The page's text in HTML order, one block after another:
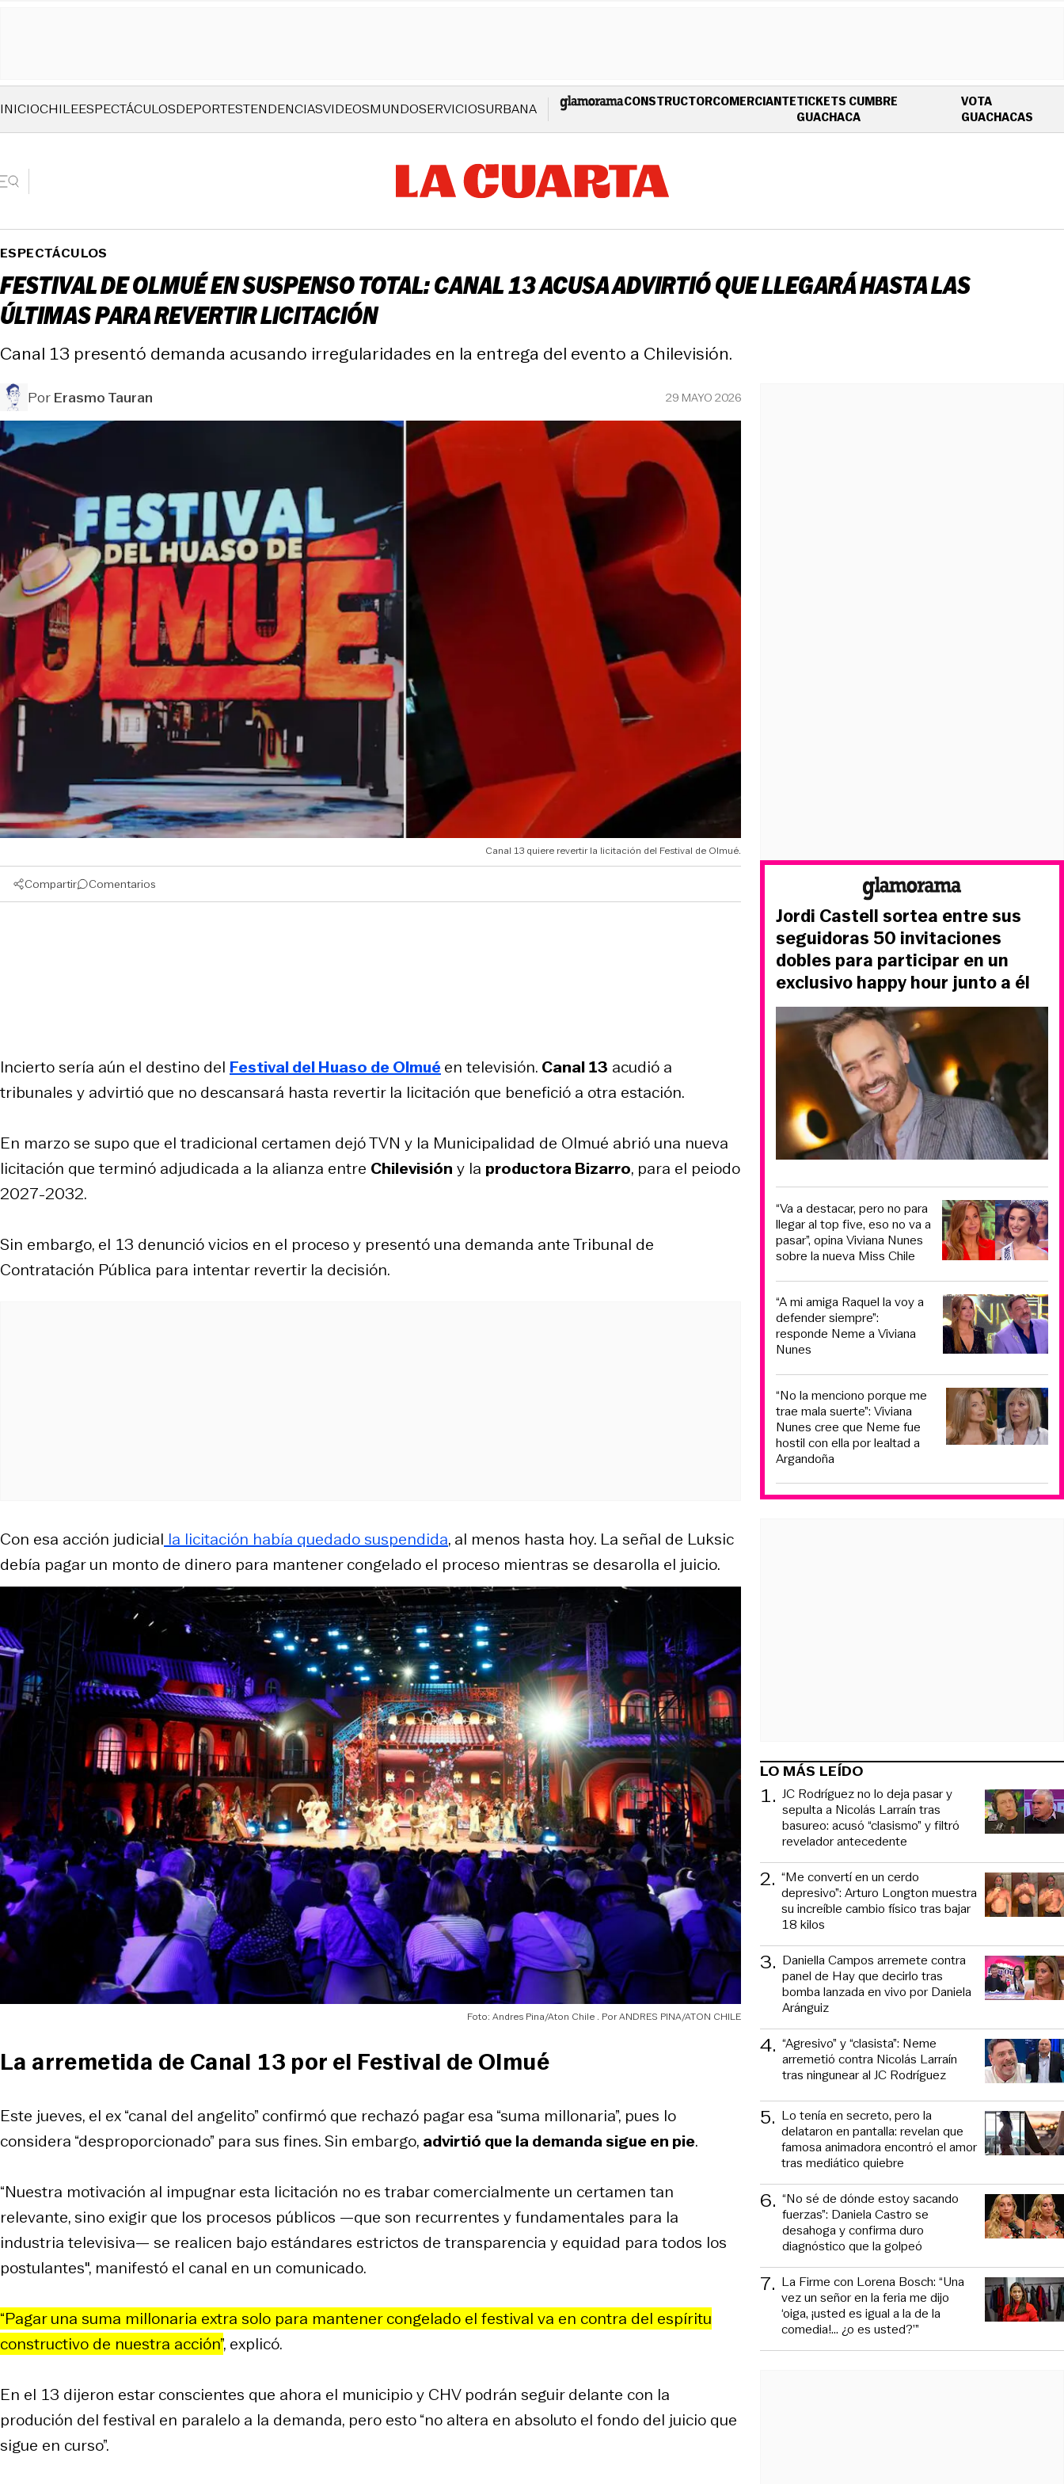
INICIOCHILEESPECTÁCULOSDEPORTESTENDENCIASVIDEOSMUNDOSERVICIOSURBANA CONSTRUCTORCOMERCIANTETICKETS CUMBRE
GUACHACAOPENS IN NEW WINDOW
VOTA
GUACHACAS
ESPECTÁCULOS
FESTIVAL DE OLMUÉ EN SUSPENSO TOTAL: CANAL 13 ACUSA ADVIRTIÓ QUE LLEGARÁ HASTA LAS
ÚLTIMAS PARA REVERTIR LICITACIÓN
Canal 13 presentó demanda acusando irregularidades en la entrega del evento a Chilevisión.
PorErasmo Tauran 29 MAYO 2026
Canal 13 quiere revertir la licitación del Festival de Olmué.
Compartir Comentarios
Incierto sería aún el destino del Festival del Huaso de Olmuéen televisión. Canal 13 acudió a
tribunales y advirtió que no descansará hasta revertir la licitación que benefició a otra estación.
En marzo se supo que el tradicional certamen dejó TVN y la Municipalidad de Olmué abrió una nueva
licitación que terminó adjudicada a la alianza entre Chilevisión y la productora Bizarro, para el peiodo
2027-2032.
Sin embargo, el 13 denunció vicios en el proceso y presentó una demanda ante Tribunal de
Contratación Pública para intentar revertir la decisión.
Con esa acción judicial la licitación había quedado suspendida, al menos hasta hoy. La señal de Luksic
debía pagar un monto de dinero para mantener congelado el proceso mientras se desarolla el juicio.
Foto: Andres Pina/Aton Chile ANDRES PINA/ATON CHILE
La arremetida de Canal 13 por el Festival de Olmué
Este jueves, el ex “canal del angelito” confirmó que rechazó pagar esa “suma millonaria”, pues lo
considera “desproporcionado” para sus fines. Sin embargo, advirtió que la demanda sigue en pie.
“Nuestra motivación al impugnar esta licitación no es trabar comercialmente un certamen tan
relevante, sino exigir que los procesos públicos —que son recurrentes y fundamentales para la
industria televisiva— se realicen bajo estándares estrictos de transparencia y equidad para todos los
postulantes", manifestó el canal en un comunicado.
“Pagar una suma millonaria extra solo para mantener congelado el festival va en contra del espíritu
constructivo de nuestra acción”, explicó.
En el 13 dijeron estar conscientes que ahora el municipio y CHV podrán seguir delante con la
produción del festival en paralelo a la demanda, pero esto “no altera en absoluto el fondo del juicio que
sigue en curso”.
Jordi Castell sortea entre sus
seguidoras 50 invitaciones
dobles para participar en un
exclusivo happy hour junto a él
“Va a destacar, pero no para
llegar al top five, eso no va a
pasar”, opina Viviana Nunes
sobre la nueva Miss Chile
“A mi amiga Raquel la voy a
defender siempre”:
responde Neme a Viviana
Nunes
“No la menciono porque me
trae mala suerte”: Viviana
Nunes cree que Neme fue
hostil con ella por lealtad a
Argandoña
LO MÁS LEÍDO
1. JC Rodríguez no lo deja pasar y
sepulta a Nicolás Larraín tras
basureo: acusó “clasismo” y filtró
revelador antecedente
2. “Me convertí en un cerdo
depresivo”: Arturo Longton muestra
su increíble cambio físico tras bajar
18 kilos
3. Daniella Campos arremete contra
panel de Hay que decirlo tras
bomba lanzada en vivo por Daniela
Aránguiz
4. “Agresivo” y “clasista”: Neme
arremetió contra Nicolás Larraín
tras ningunear al JC Rodríguez
5. Lo tenía en secreto, pero la
delataron en pantalla: revelan que
famosa animadora encontró el amor
tras mediático quiebre
6. “No sé de dónde estoy sacando
fuerzas”: Daniela Castro se
desahoga y confirma duro
diagnóstico que la golpeó
7. La Firme con Lorena Bosch: “Una
vez un señor en la feria me dijo
‘oiga, ¡usted es igual a la de la
comedia!... ¿o es usted?’”